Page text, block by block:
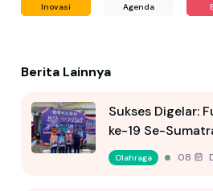
Inovasi Agenda
Berita Lainnya
Sukses Digelar:
ke-19 Se-
Olahraga